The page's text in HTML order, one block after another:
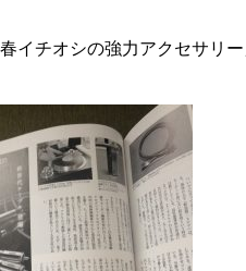
春イチオシの強力アクセサリ